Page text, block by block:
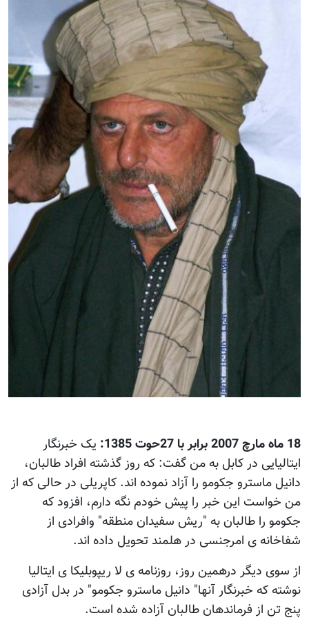
18 ماه مارچ 2007 برابر با 27حوت 1385:
یک خبرنگار
ایتالیایی در کابل به من گفت: که روز گذشته افراد طالبان،
دانیل ماسترو جکومو را آزاد نموده اند. کاپریلی در حالی که از
من خواست این خبر را پیش خودم نگه دارم، افزود که
جکومو را طالبان به "ریش سفیدان منطقه" وافرادی از
شفاخانه ی امرجنسی در هلمند تحویل داده اند.
از سوی دیگر درهمین روز، روزنامه ی لا ریپوبلیکا ی ایتالیا
نوشته که خبرنگار آنها" دانیل ماسترو جکومو" در بدل آزادی
پنج تن از فرماندهان طالبان آزاده شده است.